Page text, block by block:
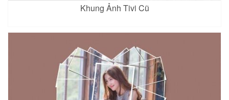
Khung Ảnh Tivi Cũ